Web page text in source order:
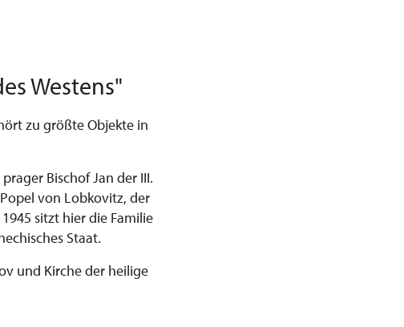
Westens"
zu größte Objekte in
Bischof Jan der III.
von Lobkovitz, der
sitzt hier die Familie
Staat.
und Kirche der heilige